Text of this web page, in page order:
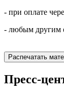
- при оплате
- любым другим
Распечатать
Пресс-